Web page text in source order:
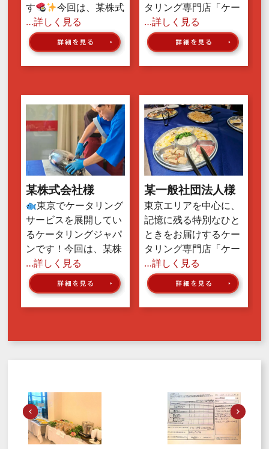
す
今回は、某株式
…詳しく見る
タリング専門店「ケー
…詳しく見る
某株式会社様
東京でケータリング
サービスを展開してい
るケータリングジャパ
ンです！今回は、某株
…詳しく見る
某一般社団法人様
東京エリアを中心に、
記憶に残る特別なひと
ときをお届けするケー
タリング専門店「ケー
…詳しく見る